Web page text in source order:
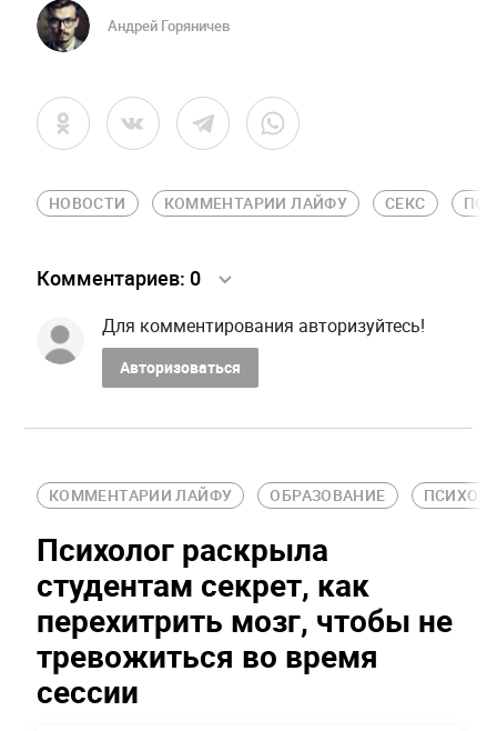
Андрей Горяничев
НОВОСТИ КОММЕНТАРИИ ЛАЙФУ СЕКС
Комментариев: 0
Для комментирования авторизуйтесь!
Авторизоваться
КОММЕНТАРИИ ЛАЙФУ ОБРАЗОВАНИЕ
Психолог раскрыла
студентам секрет, как
перехитрить мозг, чтобы не
тревожиться во время
сессии